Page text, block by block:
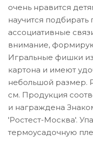
очень нравится
научится
ассоциативные
внимание,
Игральные фишки
картона и имеют
небольшой размер.
см. Продукция
и награждена
'Ростест-Москва'.
термоусадочную